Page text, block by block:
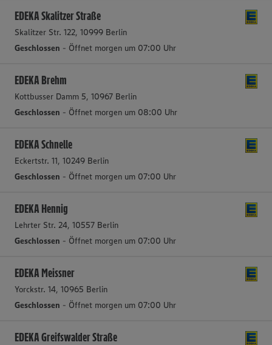
EDEKA Skalitzer Straße
Skalitzer Str. 122, 10999 Berlin
Geschlossen - Öffnet morgen um 07:00 Uhr
EDEKA Brehm
Kottbusser Damm 5, 10967 Berlin
Geschlossen - Öffnet morgen um 08:00 Uhr
EDEKA Schnelle
Eckertstr. 11, 10249 Berlin
Geschlossen - Öffnet morgen um 07:00 Uhr
EDEKA Hennig
Lehrter Str. 24, 10557 Berlin
Geschlossen - Öffnet morgen um 07:00 Uhr
EDEKA Meissner
Yorckstr. 14, 10965 Berlin
Geschlossen - Öffnet morgen um 07:00 Uhr
EDEKA Greifswalder Straße